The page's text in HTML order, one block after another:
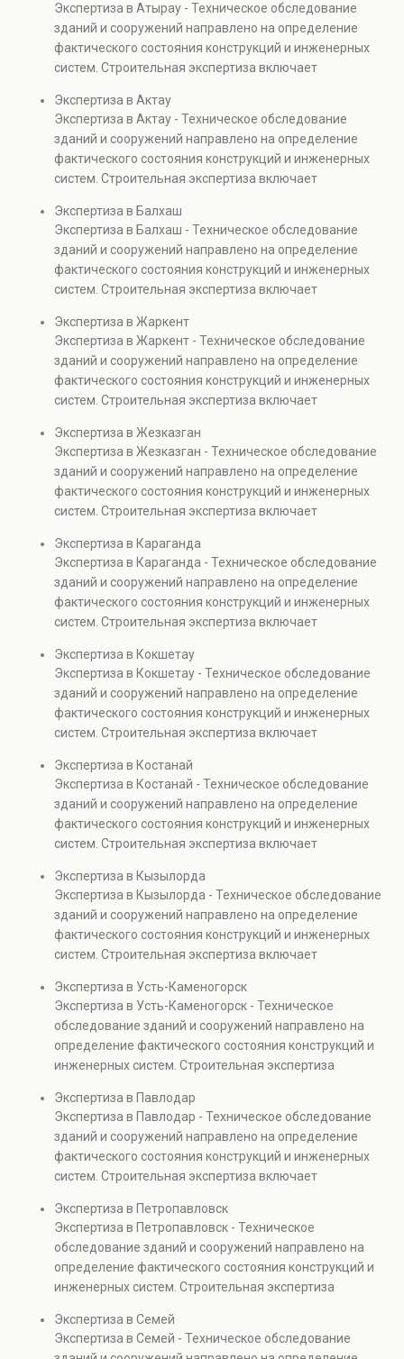
Услуга востребована при покупке недвижимости,
капитальном ремонте и реконструкции объектов, а
также при судебных разбирательствах и технических
проверках.
Экспертиза в Атырау - Техническое обследование
зданий и сооружений направлено на определение
фактического состояния конструкций и инженерных
систем. Строительная экспертиза включает
элементов и оценку эксплуатационной безопасности.
Услуга востребована при покупке недвижимости,
капитальном ремонте и реконструкции объектов, а
также при судебных разбирательствах и технических
проверках.
Экспертиза в Актау
Экспертиза в Актау - Техническое обследование
зданий и сооружений направлено на определение
фактического состояния конструкций и инженерных
систем. Строительная экспертиза включает
элементов и оценку эксплуатационной безопасности.
Услуга востребована при покупке недвижимости,
капитальном ремонте и реконструкции объектов, а
также при судебных разбирательствах и технических
проверках.
Экспертиза в Балхаш
Экспертиза в Балхаш - Техническое обследование
зданий и сооружений направлено на определение
фактического состояния конструкций и инженерных
систем. Строительная экспертиза включает
элементов и оценку эксплуатационной безопасности.
Услуга востребована при покупке недвижимости,
капитальном ремонте и реконструкции объектов, а
также при судебных разбирательствах и технических
проверках.
Экспертиза в Жаркент
Экспертиза в Жаркент - Техническое обследование
зданий и сооружений направлено на определение
фактического состояния конструкций и инженерных
систем. Строительная экспертиза включает
элементов и оценку эксплуатационной безопасности.
Услуга востребована при покупке недвижимости,
капитальном ремонте и реконструкции объектов, а
также при судебных разбирательствах и технических
проверках.
Экспертиза в Жезказган
Экспертиза в Жезказган - Техническое обследование
зданий и сооружений направлено на определение
фактического состояния конструкций и инженерных
систем. Строительная экспертиза включает
элементов и оценку эксплуатационной безопасности.
Услуга востребована при покупке недвижимости,
капитальном ремонте и реконструкции объектов, а
также при судебных разбирательствах и технических
проверках.
Экспертиза в Караганда
Экспертиза в Караганда - Техническое обследование
зданий и сооружений направлено на определение
фактического состояния конструкций и инженерных
систем. Строительная экспертиза включает
элементов и оценку эксплуатационной безопасности.
Услуга востребована при покупке недвижимости,
капитальном ремонте и реконструкции объектов, а
также при судебных разбирательствах и технических
проверках.
Экспертиза в Кокшетау
Экспертиза в Кокшетау - Техническое обследование
зданий и сооружений направлено на определение
фактического состояния конструкций и инженерных
систем. Строительная экспертиза включает
элементов и оценку эксплуатационной безопасности.
Услуга востребована при покупке недвижимости,
капитальном ремонте и реконструкции объектов, а
также при судебных разбирательствах и технических
проверках.
Экспертиза в Костанай
Экспертиза в Костанай - Техническое обследование
зданий и сооружений направлено на определение
фактического состояния конструкций и инженерных
систем. Строительная экспертиза включает
элементов и оценку эксплуатационной безопасности.
Услуга востребована при покупке недвижимости,
капитальном ремонте и реконструкции объектов, а
также при судебных разбирательствах и технических
проверках.
Экспертиза в Кызылорда
Экспертиза в Кызылорда - Техническое обследование
зданий и сооружений направлено на определение
фактического состояния конструкций и инженерных
систем. Строительная экспертиза включает
элементов и оценку эксплуатационной безопасности.
Услуга востребована при покупке недвижимости,
капитальном ремонте и реконструкции объектов, а
также при судебных разбирательствах и технических
проверках.
Экспертиза в Усть-Каменогорск
Экспертиза в Усть-Каменогорск - Техническое
обследование зданий и сооружений направлено на
определение фактического состояния конструкций и
инженерных систем. Строительная экспертиза
прочности элементов и оценку эксплуатационной
безопасности. Услуга востребована при покупке
недвижимости, капитальном ремонте и реконструкции
объектов, а также при судебных разбирательствах и
технических проверках.
Экспертиза в Павлодар
Экспертиза в Павлодар - Техническое обследование
зданий и сооружений направлено на определение
фактического состояния конструкций и инженерных
систем. Строительная экспертиза включает
элементов и оценку эксплуатационной безопасности.
Услуга востребована при покупке недвижимости,
капитальном ремонте и реконструкции объектов, а
также при судебных разбирательствах и технических
проверках.
Экспертиза в Петропавловск
Экспертиза в Петропавловск - Техническое
обследование зданий и сооружений направлено на
определение фактического состояния конструкций и
инженерных систем. Строительная экспертиза
прочности элементов и оценку эксплуатационной
безопасности. Услуга востребована при покупке
Экспертиза в Семей
Экспертиза в Семей - Техническое обследование